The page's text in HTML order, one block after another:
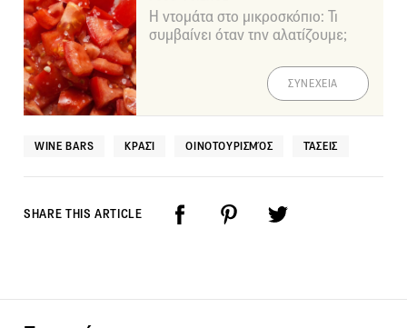
Η ντομάτα στο μικροσκόπιο: Τι
συμβαίνει όταν την αλατίζουμε;
ΣΥΝΕΧΕΙΑ
WINE BARS ΚΡΑΣΊ ΟΙΝΟΤΟΥΡΙΣΜΌΣ ΤΆΣΕΙΣ
SHARE THIS ARTICLE